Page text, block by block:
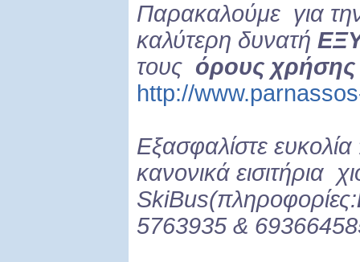
Παρακαλούμε για
καλύτερη δυνατή
τους όρους
http://
Εξασφαλίστε ευκολία
κανονικά εισιτήρια
SkiBus(πληροφορίες:
5763935 &